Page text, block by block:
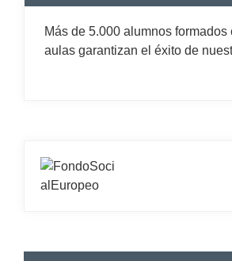
Más de 5.000 alumnos formados
aulas garantizan el éxito de